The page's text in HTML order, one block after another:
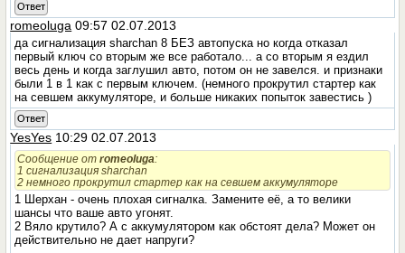
Ответ
romeoluga 09:57 02.07.2013
да сигнализация sharchan 8 БЕЗ автопуска но когда отказал
первый ключ со вторым же все работало... а со вторым я ездил
весь день и когда заглушил авто, потом он не завелся. и признаки
были 1 в 1 как с первым ключем. (немного прокрутил стартер как
на севшем аккумуляторе, и больше никаких попыток завестись )
Ответ
YesYes 10:29 02.07.2013
Сообщение отromeoluga:
1 сигнализация sharchan
2 немного прокрутил стартер как на севшем аккумуляторе
1 Шерхан - очень плохая сигналка. Замените её, а то велики
шансы что ваше авто угонят.
2 Вяло крутило? А с аккумулятором как обстоят дела? Может он
действительно не дает напруги?